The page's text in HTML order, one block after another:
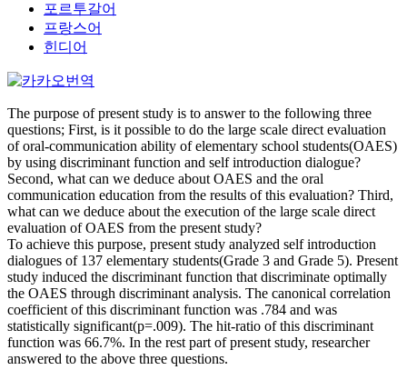
포르투갈어
프랑스어
힌디어
The purpose of present study is to answer to the following three
questions; First, is it possible to do the large scale direct evaluation
of oral-communication ability of elementary school students(OAES)
by using discriminant function and self introduction dialogue?
Second, what can we deduce about OAES and the oral
communication education from the results of this evaluation? Third,
what can we deduce about the execution of the large scale direct
evaluation of OAES from the present study?
To achieve this purpose, present study analyzed self introduction
dialogues of 137 elementary students(Grade 3 and Grade 5). Present
study induced the discriminant function that discriminate optimally
the OAES through discriminant analysis. The canonical correlation
coefficient of this discriminant function was .784 and was
statistically significant(p=.009). The hit-ratio of this discriminant
function was 66.7%. In the rest part of present study, researcher
answered to the above three questions.